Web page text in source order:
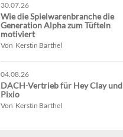
30.07.26
Wie die Spielwarenbranche die
Generation Alpha zum Tüfteln
motiviert
Von Kerstin Barthel
04.08.26
DACH-Vertrieb für Hey Clay und
Pixio
Von Kerstin Barthel